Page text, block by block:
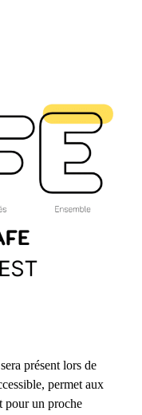
sera présent lors de
permet aux
pour un proche